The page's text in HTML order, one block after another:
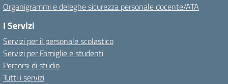
Organigrammi e deleghe sicurezza personale docente/ATA
I Servizi
Servizi per il personale scolastico
Servizi per Famiglie e studenti
Percorsi di studio
Tutti i servizi